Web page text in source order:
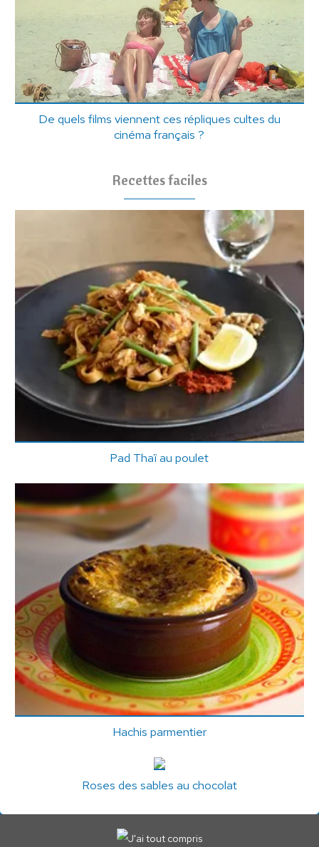
De quels films viennent ces répliques cultes du
cinéma français ?
Recettes faciles
Pad Thaï au poulet
Hachis parmentier
Roses des sables au chocolat